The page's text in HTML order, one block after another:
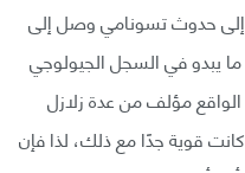
درجة، ما أدى إلى حدوث تسونامي وصل إلى
وجد الباحثون في عام 2021 أن ما يبدو في السجل الجيولوجي
مؤلف من عدة زلازل
قوية جدًا مع ذلك، لذا فإن